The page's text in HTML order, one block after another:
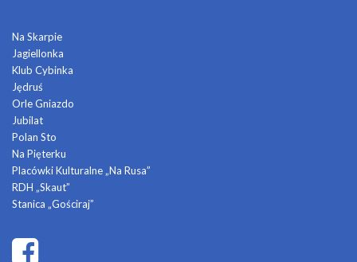
Na Skarpie
Jagiellonka
Klub Cybinka
Jędruś
Orle Gniazdo
Jubilat
Polan Sto
Na Pięterku
Placówki Kulturalne „Na Rusa”
RDH „Skaut”
Stanica „Gościraj”